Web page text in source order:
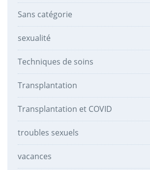
Sans catégorie
sexualité
Techniques de soins
Transplantation
Transplantation et COVID
troubles sexuels
vacances